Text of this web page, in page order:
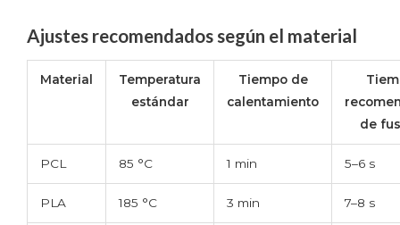
Ajustes recomendados según el material
Material
Temperatura
estándar
Tiempo de
calentamiento
de
PCL 85 °C 1 min 5–6 s
PLA 185 °C 3 min 7–8 s